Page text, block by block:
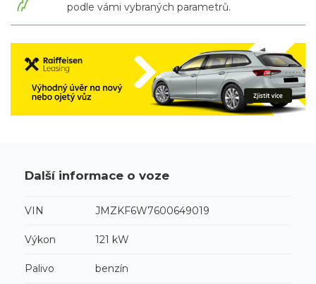
podle vámi vybraných parametrů.
Další informace o voze
VIN JMZKF6W7600649019
Výkon 121 kW
Palivo benzín